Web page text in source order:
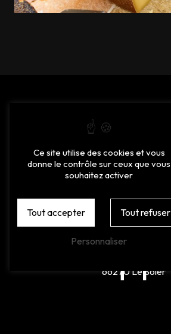
Adresse
66270 Le Soler
Ce site utilise des cookies et vous
donne le contrôle sur ceux que vous
souhaitez activer
Tout accepter Tout refuser
Personnaliser